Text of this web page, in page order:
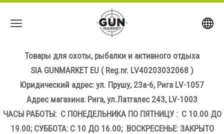
Товары для охоты, рыбалки и активного отдыха
SIA GUNMARKET EU ( Reg.nr. LV40203032068 )
Юридический адрес: ул. Прушу, 23а-6, Рига LV-1057
Адрес магазина: Рига, ул.Латгалес 243, LV-1003
ЧАСЫ РАБОТЫ: С ПОНЕДЕЛЬНИКА ПО ПЯТНИЦУ : С 10.00 ДО
19.00; СУББОТА: С 10 ДО 16.00; ВОСКРЕСЕНЬЕ: ЗАКРЫТО